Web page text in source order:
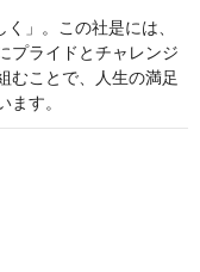
」。この社是には、
プライドとチャレンジ
むことで、人生の満足